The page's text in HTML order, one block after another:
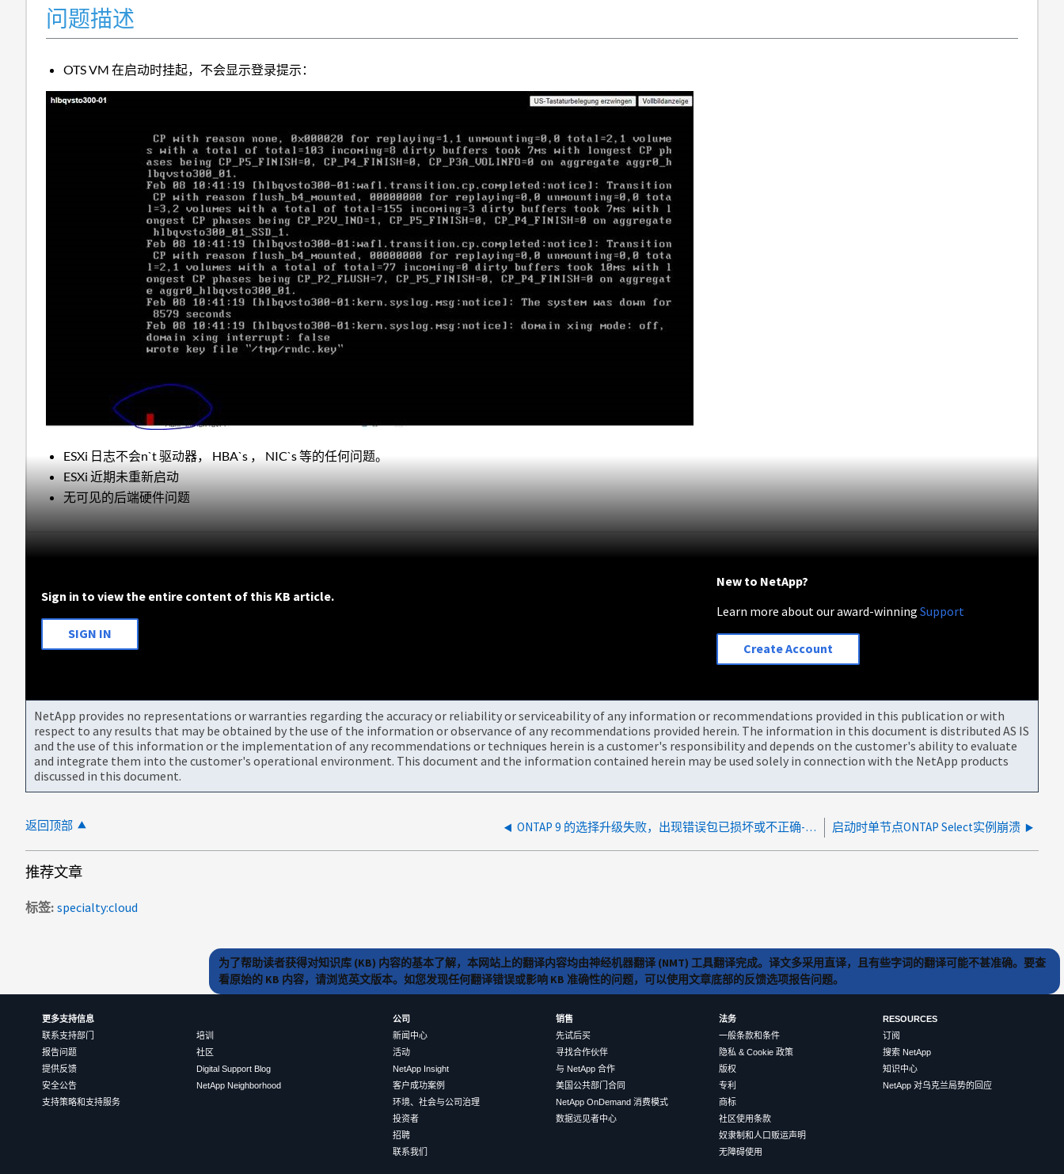
问题描述
OTS VM 在启动时挂起，不会显示登录提示：
ESXi 日志不会n`t 驱动器， HBA`s ， NIC`s 等的任何问题。
ESXi 近期未重新启动
无可见的后端硬件问题
Sign in to view the entire content of this KB article.
SIGN IN
New to NetApp?
Learn more about our award-winningSupport
Create Account
NetApp provides no representations or warranties regarding the accuracy or reliability or serviceability of any information or recommendations provided in this publication or with
respect to any results that may be obtained by the use of the information or observance of any recommendations provided herein. The information in this document is distributed AS IS
and the use of this information or the implementation of any recommendations or techniques herein is a customer's responsibility and depends on the customer's ability to evaluate
and integrate them into the customer's operational environment. This document and the information contained herein may be used solely in connection with the NetApp products
discussed in this document.
返回顶部 ONTAP 9 的选择升级失败，出现错误包已损坏或不正确-缺少版本 启动时单节点ONTAP Select实例崩溃
推荐文章
标签 specialty:cloud
为了帮助读者获得对知识库 (KB) 内容的基本了解，本网站上的翻译内容均由神经机器翻译 (NMT) 工具翻译完成。译文多采用直译，且有些字词的翻译可能不甚准确。要查
看原始的 KB 内容，请浏览英文版本。如您发现任何翻译错误或影响 KB 准确性的问题，可以使用文章底部的反馈选项报告问题。
更多支持信息
联系支持部门
报告问题
提供反馈
安全公告
支持策略和支持服务
培训
社区
Digital Support Blog
NetApp Neighborhood
公司
新闻中心
活动
NetApp Insight
客户成功案例
环境、社会与公司治理
投资者
招聘
联系我们
销售
先试后买
寻找合作伙伴
与 NetApp 合作
美国公共部门合同
NetApp OnDemand 消费模式
数据远见者中心
法务
一般条款和条件
隐私 & Cookie 政策
版权
专利
商标
社区使用条款
奴隶制和人口贩运声明
无障碍使用
RESOURCES
订阅
搜索 NetApp
知识中心
NetApp 对乌克兰局势的回应